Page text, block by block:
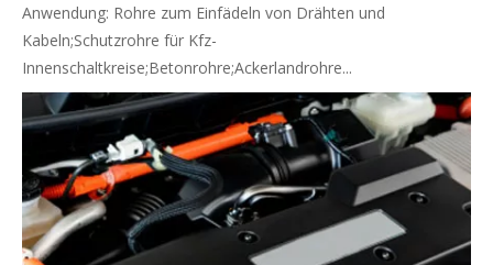
Anwendung: Rohre zum Einfädeln von Drähten und
Kabeln;Schutzrohre für Kfz-
Innenschaltkreise;Betonrohre;Ackerlandrohre...